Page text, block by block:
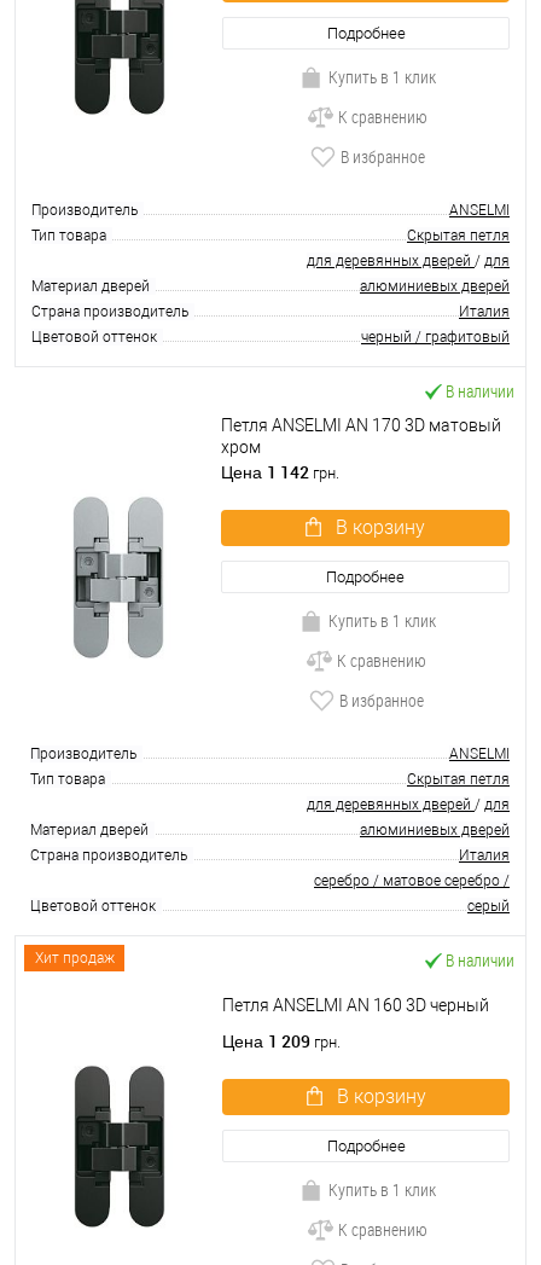
Подробнее
Купить в 1 клик
К сравнению
В избранное
Производитель
ANSELMI
Тип товара
Скрытая петля
Материал дверей
для деревянных дверей / для
алюминиевых дверей
Страна производитель
Италия
Цветовой оттенок
черный / графитовый
В наличии
Петля ANSELMI AN 170 3D матовый
хром
Цена 1 142 грн.
В корзину
Подробнее
Купить в 1 клик
К сравнению
В избранное
Производитель
ANSELMI
Тип товара
Скрытая петля
Материал дверей
для деревянных дверей / для
алюминиевых дверей
Страна производитель
Италия
Цветовой оттенок
серебро / матовое серебро /
серый
Хит продаж В наличии
Петля ANSELMI AN 160 3D черный
Цена 1 209 грн.
В корзину
Подробнее
Купить в 1 клик
К сравнению